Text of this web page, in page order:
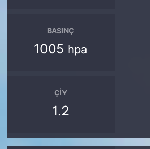
BASINÇ
1005 hpa
ÇIY
1.2